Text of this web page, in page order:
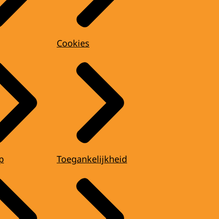
Cookies
Toegankelijkheid